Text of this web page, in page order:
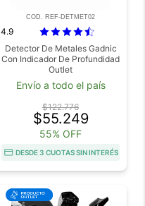
COD. REF-DETMET02
4.9
Detector De Metales Gadnic
Con Indicador De Profundidad
Outlet
Envío a todo el país
$122.776
$55.249
55% OFF
DESDE 3 CUOTAS SIN INTERÉS